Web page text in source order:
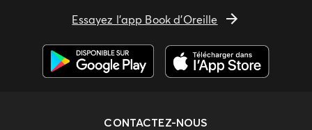
Essayez l'app Book d'Oreille
CONTACTEZ-NOUS